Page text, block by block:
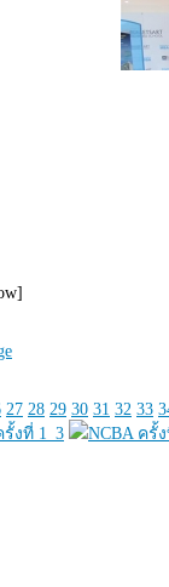
27 28 29 30 31 32 33